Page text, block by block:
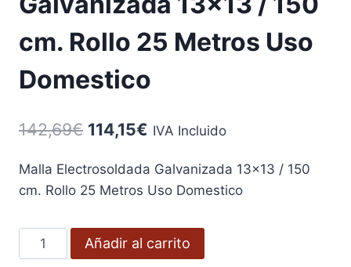
cm. Rollo 25 Metros Uso
Domestico
142,69€ El
original
142,69€.
114,15€ El
actual
114,15€.
IVA Incluido
Malla Electrosoldada Galvanizada 13×13 / 150
cm. Rollo 25 Metros Uso Domestico
Malla
Electrosoldada
Añadir al carrito